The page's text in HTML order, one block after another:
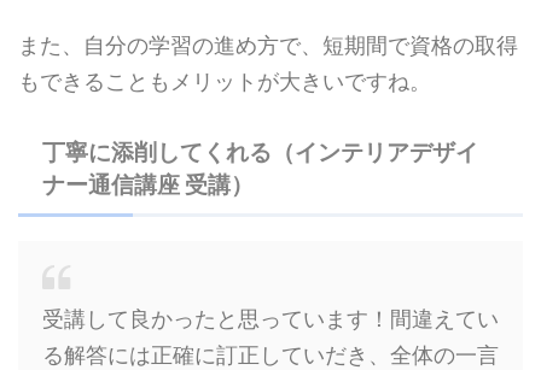
また、自分の学習の進め方で、短期間で資格の取得
もできることもメリットが大きいですね。
丁寧に添削してくれる（インテリアデザイ
ナー通信講座 受講）
受講して良かったと思っています！間違えてい
る解答には正確に訂正していだき、全体の一言